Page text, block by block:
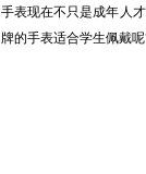
手表现在不只是成年人
牌的手表适合学生佩戴